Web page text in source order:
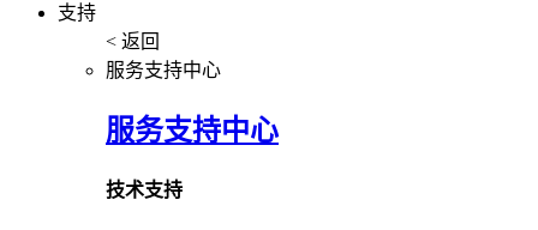
支持
< 返回
服务支持中心
服务支持中心
技术支持